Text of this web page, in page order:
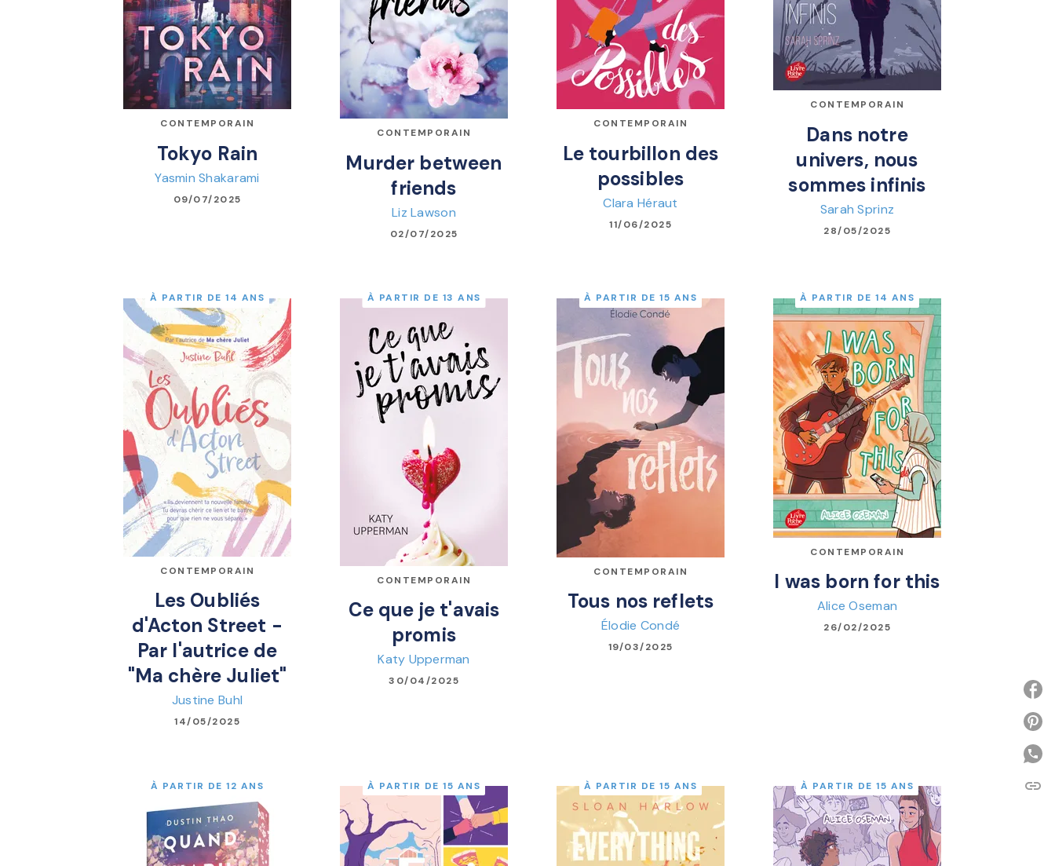
CONTEMPORAIN
Tokyo Rain
Yasmin Shakarami
09/07/2025
CONTEMPORAIN
Murder between
friends
Liz Lawson
02/07/2025
CONTEMPORAIN
Le tourbillon des
possibles
Clara Héraut
11/06/2025
CONTEMPORAIN
Dans notre
univers, nous
sommes infinis
Sarah Sprinz
28/05/2025
À PARTIR DE 14 ANS
CONTEMPORAIN
Les Oubliés
d'Acton Street -
Par l'autrice de
"Ma chère Juliet"
Justine Buhl
14/05/2025
À PARTIR DE 13 ANS
CONTEMPORAIN
Ce que je t'avais
promis
Katy Upperman
30/04/2025
À PARTIR DE 15 ANS
CONTEMPORAIN
Tous nos reflets
Élodie Condé
19/03/2025
À PARTIR DE 14 ANS
CONTEMPORAIN
I was born for this
Alice Oseman
26/02/2025
À PARTIR DE 12 ANS À PARTIR DE 15 ANS À PARTIR DE 15 ANS À PARTIR DE 15 ANS link